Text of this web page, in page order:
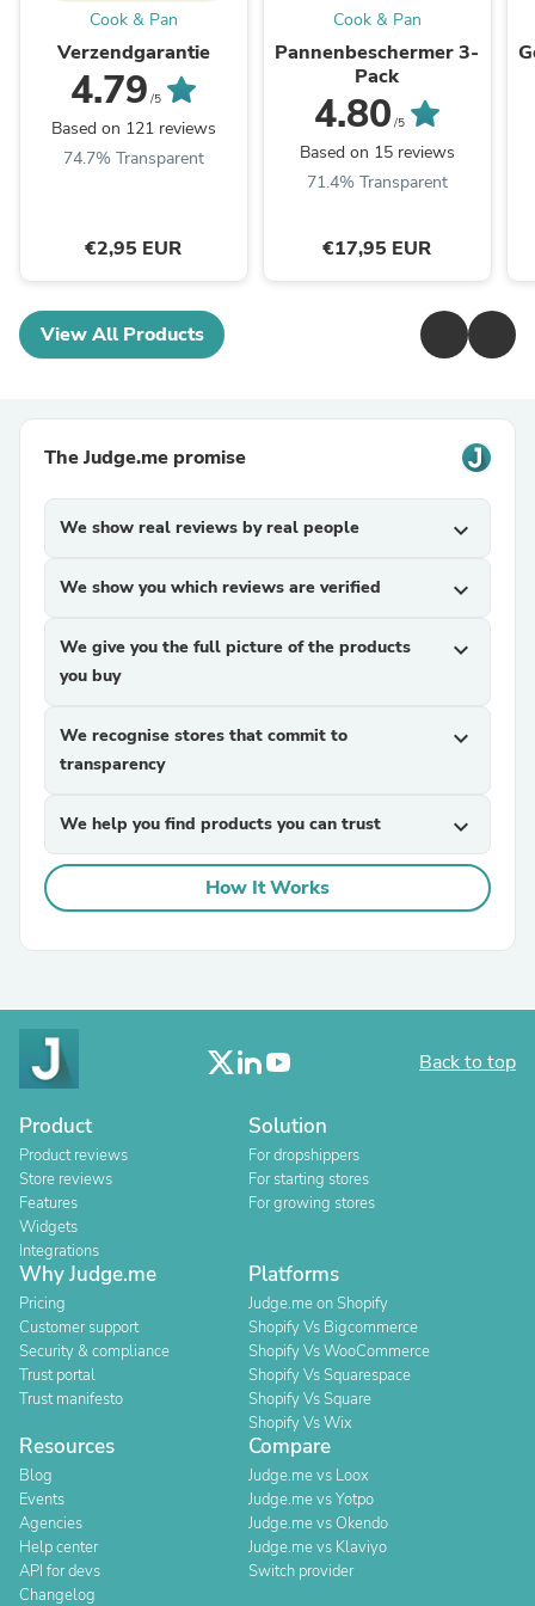
Cook & Pan
Verzendgarantie
4.79 /5
Based on 121 reviews
74.7% Transparent
€2,95 EUR
Cook & Pan
Pannenbeschermer 3-
Pack
4.80 /5
Based on 15 reviews
71.4% Transparent
€17,95 EUR
View All Products
The Judge.me promise
We show real reviews by real people expand_more
We show you which reviews are verified expand_more
We give you the full picture of the products
you buy
expand_more
We recognise stores that commit to
transparency
expand_more
We help you find products you can trust expand_more
How It Works
Back to top
Product
Product reviews
Store reviews
Features
Widgets
Integrations
Solution
For dropshippers
For starting stores
For growing stores
Why Judge.me
Pricing
Customer support
Security & compliance
Trust portal
Trust manifesto
Platforms
Judge.me on Shopify
Shopify Vs Bigcommerce
Shopify Vs WooCommerce
Shopify Vs Squarespace
Shopify Vs Square
Shopify Vs Wix
Resources
Blog
Events
Agencies
Help center
API for devs
Changelog
Compare
Judge.me vs Loox
Judge.me vs Yotpo
Judge.me vs Okendo
Judge.me vs Klaviyo
Switch provider